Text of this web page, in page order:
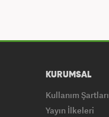
KURUMSAL
Kullanım Şartları
Yayın İlkeleri